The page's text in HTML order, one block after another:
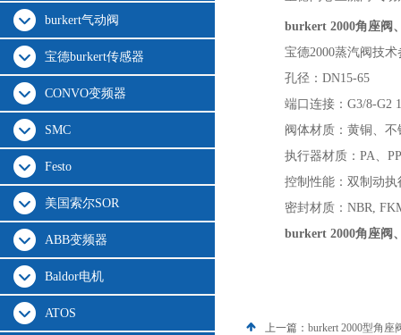
burkert气动阀
宝德burkert传感器
CONVO变频器
SMC
Festo
美国索尔SOR
ABB变频器
Baldor电机
ATOS
burkert 2000角座阀
宝德2000蒸汽阀技术
孔径：DN15-65
端口连接：G3/8-G2
阀体材质：黄铜、不
执行器材质：PA、
控制性能：双制动执
密封材质：NBR,
burkert 2000角座阀
上一篇： burkert 2000型角